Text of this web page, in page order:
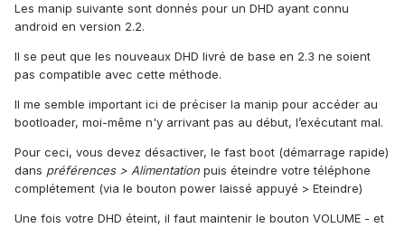
Les manip suivante sont donnés pour un DHD ayant connu
android en version 2.2.
Il se peut que les nouveaux DHD livré de base en 2.3 ne soient
pas compatible avec cette méthode.
Il me semble important ici de préciser la manip pour accéder au
bootloader, moi-même n'y arrivant pas au début, l’exécutant mal.
Pour ceci, vous devez désactiver, le fast boot (démarrage rapide)
dans préférences > Alimentation puis éteindre votre téléphone
complétement (via le bouton power laissé appuyé > Eteindre)
Une fois votre DHD éteint, il faut maintenir le bouton VOLUME - et